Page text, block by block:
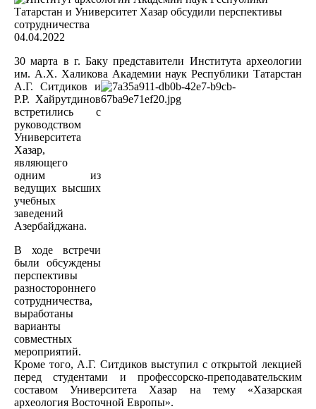
04.04.2022
30 марта в г. Баку представители Института археологии
им. А.Х. Халикова Академии наук Республики Татарстан
А.Г. Ситдиков и
Р.Р. Хайрутдинов
встретились с
руководством
Университета
Хазар,
являющего
одним из
ведущих высших
учебных
заведений
Азербайджана.
В ходе встречи
были обсуждены
перспективы
разностороннего
сотрудничества,
выработаны
варианты
совместных
мероприятий.
Кроме того, А.Г. Ситдиков выступил с открытой лекцией
перед студентами и профессорско-преподавательским
составом Университета Хазар на тему «Хазарская
археология Восточной Европы».